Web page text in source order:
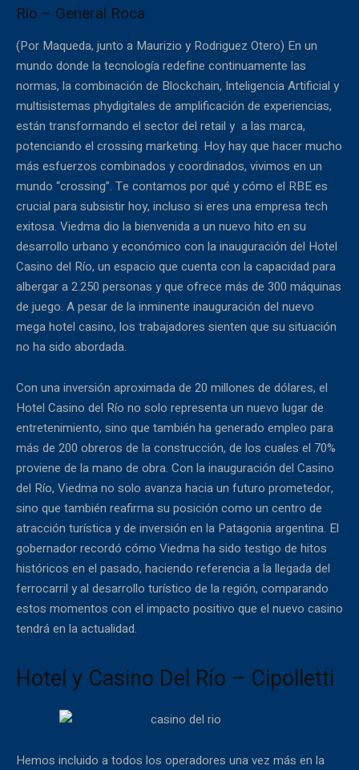
Río – General Roca
(Por Maqueda, junto a Maurizio y Rodriguez Otero) En un
mundo donde la tecnología redefine continuamente las
normas, la combinación de Blockchain, Inteligencia Artificial y
multisistemas phydigitales de amplificación de experiencias,
están transformando el sector del retail y a las marca,
potenciando el crossing marketing. Hoy hay que hacer mucho
más esfuerzos combinados y coordinados, vivimos en un
mundo “crossing”. Te contamos por qué y cómo el RBE es
crucial para subsistir hoy, incluso si eres una empresa tech
exitosa. Viedma dio la bienvenida a un nuevo hito en su
desarrollo urbano y económico con la inauguración del Hotel
Casino del Río, un espacio que cuenta con la capacidad para
albergar a 2.250 personas y que ofrece más de 300 máquinas
de juego. A pesar de la inminente inauguración del nuevo
mega hotel casino, los trabajadores sienten que su situación
no ha sido abordada.
Con una inversión aproximada de 20 millones de dólares, el
Hotel Casino del Río no solo representa un nuevo lugar de
entretenimiento, sino que también ha generado empleo para
más de 200 obreros de la construcción, de los cuales el 70%
proviene de la mano de obra. Con la inauguración del Casino
del Río, Viedma no solo avanza hacia un futuro prometedor,
sino que también reafirma su posición como un centro de
atracción turística y de inversión en la Patagonia argentina. El
gobernador recordó cómo Viedma ha sido testigo de hitos
históricos en el pasado, haciendo referencia a la llegada del
ferrocarril y al desarrollo turístico de la región, comparando
estos momentos con el impacto positivo que el nuevo casino
tendrá en la actualidad.
Hotel y Casino Del Río – Cipolletti
Hemos incluido a todos los operadores una vez más en la